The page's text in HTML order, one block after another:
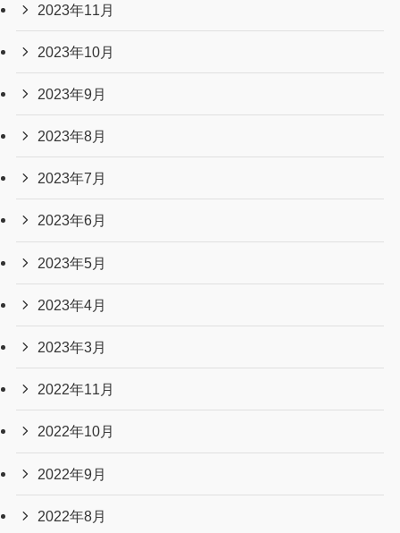
2023年11月
2023年10月
2023年9月
2023年8月
2023年7月
2023年6月
2023年5月
2023年4月
2023年3月
2022年11月
2022年10月
2022年9月
2022年8月